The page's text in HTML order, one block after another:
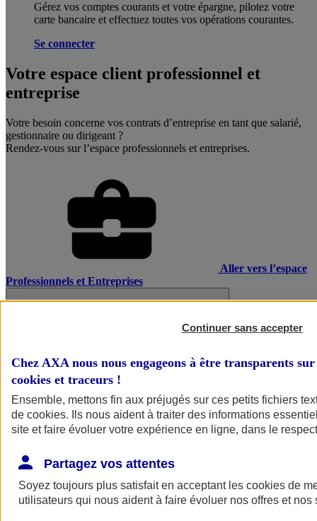
Gérez vos comptes courants et votre épargne, pilotez votre
carte bancaire et effectuez toutes vos opérations courantes.
Se connecter
Votre espace client professionnel et
entreprise
Votre besoin concerne vos contrats d’entreprise en tant que salarié,
gestionnaire ou dirigeant ?
Rendez-vous sur l’espace professionnels et entreprises.
Aller vers l’espace
Professionnels et Entreprises
Continuer sans accepter
Chez AXA nous nous engageons à être transparents
cookies et traceurs !
Ensemble, mettons fin aux préjugés sur ces petits fichiers
de cookies. Ils nous aident à traiter des informations
site et faire évoluer votre expérience en ligne, dans le
Partagez vos attentes
Soyez toujours plus satisfait en acceptant les cookies de
utilisateurs qui nous aident à faire évoluer nos offres et nos